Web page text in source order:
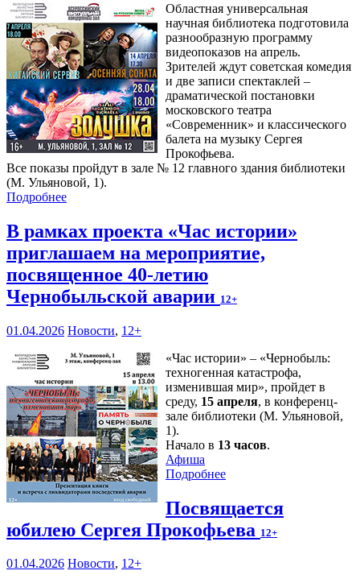
Областная универсальная
научная библиотека подготовила
разнообразную программу
видеопоказов на апрель.
Зрителей ждут советская комедия
и две записи спектаклей –
драматической постановки
московского театра
«Современник» и классического
балета на музыку Сергея
Прокофьева.
Все показы пройдут в зале № 12 главного здания библиотеки
(М. Ульяновой, 1).
Подробнее
В рамках проекта «Час истории»
приглашаем на мероприятие,
посвященное 40-летию
Чернобыльской аварии 12+
01.04.2026 Новости, 12+
«Час истории» – «Чернобыль:
техногенная катастрофа,
изменившая мир», пройдет в
среду, 15 апреля, в конференц-
зале библиотеки (М. Ульяновой,
1).
Начало в 13 часов.
Афиша
Подробнее
Посвящается
юбилею Сергея Прокофьева 12+
01.04.2026 Новости, 12+